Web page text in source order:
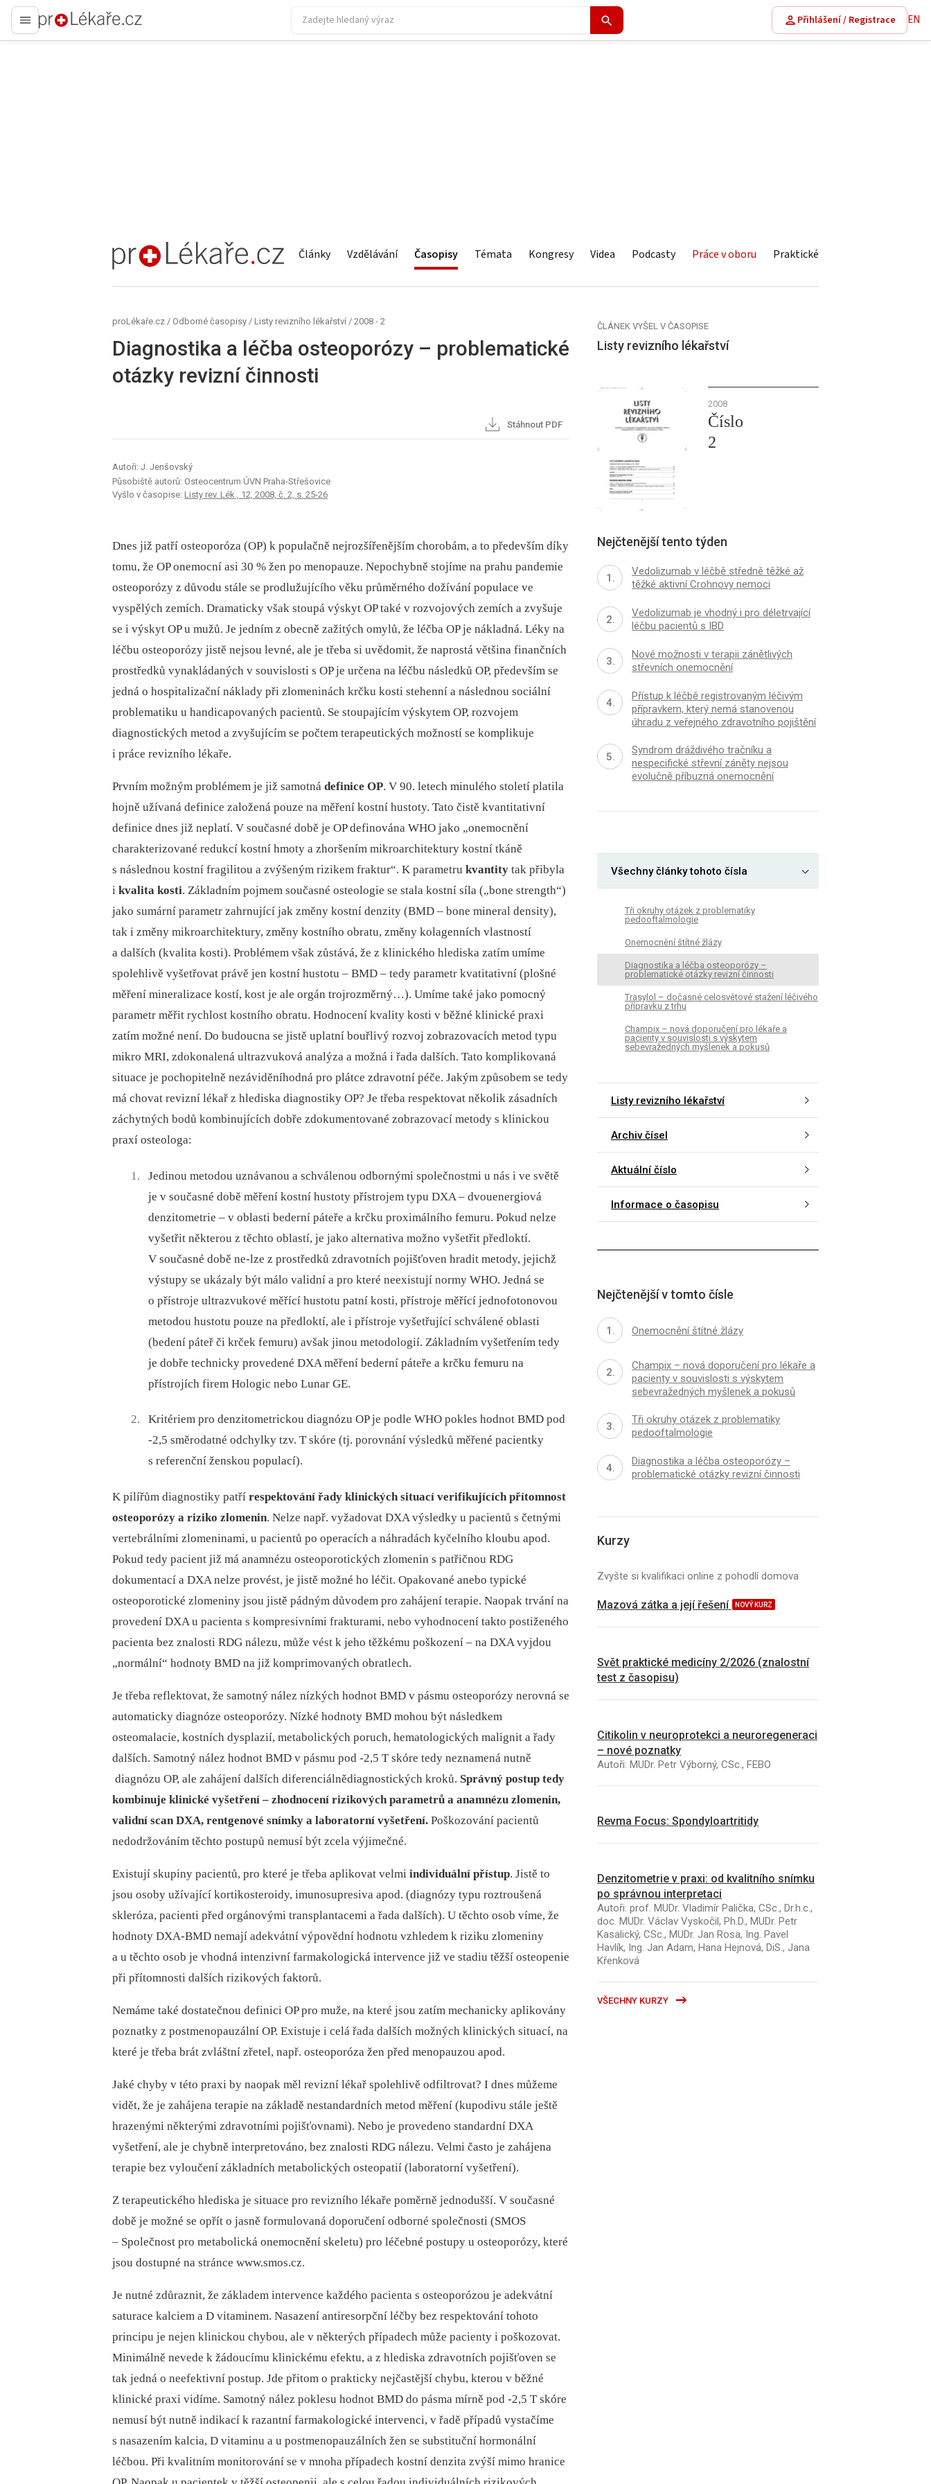
proLékaře.cz
Přihlášení / Registrace EN
proLékaře.cz Články Vzdělávání Časopisy Témata Kongresy Videa Podcasty Práce v oboru Praktické
proLékaře.cz / Odborné časopisy / Listy revizního lékařství / 2008 - 2
Diagnostika a léčba osteoporózy – problematické
otázky revizní činnosti
Stáhnout PDF
Autoři: J. Jenšovský
Působiště autorů: Osteocentrum ÚVN Praha-Střešovice
Vyšlo v časopise: Listy rev. Lék., 12, 2008, č. 2, s. 25-26
Dnes již patří osteoporóza (OP) k populačně nejrozšířenějším chorobám, a to především díky
tomu, že OP onemocní asi 30 % žen po menopauze. Nepochybně stojíme na prahu pandemie
osteoporózy z důvodu stále se prodlužujícího věku průměrného dožívání populace ve
vyspělých zemích. Dramaticky však stoupá výskyt OP také v rozvojových zemích a zvyšuje
se i výskyt OP u mužů. Je jedním z obecně zažitých omylů, že léčba OP je nákladná. Léky na
léčbu osteoporózy jistě nejsou levné, ale je třeba si uvědomit, že naprostá většina finančních
prostředků vynakládaných v souvislosti s OP je určena na léčbu následků OP, především se
jedná o hospitalizační náklady při zlomeninách krčku kosti stehenní a následnou sociální
problematiku u handicapovaných pacientů. Se stoupajícím výskytem OP, rozvojem
diagnostických metod a zvyšujícím se počtem terapeutických možností se komplikuje
i práce revizního lékaře.
Prvním možným problémem je již samotná definice OP. V 90. letech minulého století platila
hojně užívaná definice založená pouze na měření kostní hustoty. Tato čistě kvantitativní
definice dnes již neplatí. V současné době je OP definována WHO jako „onemocnění
charakterizované redukcí kostní hmoty a zhoršením mikroarchitektury kostní tkáně
s následnou kostní fragilitou a zvýšeným rizikem fraktur“. K parametru kvantity tak přibyla
i kvalita kosti. Základním pojmem současné osteologie se stala kostní síla („bone strength“)
jako sumární parametr zahrnující jak změny kostní denzity (BMD –⁠ bone mineral density),
tak i změny mikroarchitektury, změny kostního obratu, změny kolagenních vlastností
a dalších (kvalita kosti). Problémem však zůstává, že z klinického hlediska zatím umíme
spolehlivě vyšetřovat právě jen kostní hustotu –⁠ BMD –⁠ tedy parametr kvatitativní (plošné
měření mineralizace kostí, kost je ale orgán trojrozměrný…). Umíme také jako pomocný
parametr měřit rychlost kostního obratu. Hodnocení kvality kosti v běžné klinické praxi
zatím možné není. Do budoucna se jistě uplatní bouřlivý rozvoj zobrazovacích metod typu
mikro MRI, zdokonalená ultrazvuková analýza a možná i řada dalších. Tato komplikovaná
situace je pochopitelně nezáviděníhodná pro plátce zdravotní péče. Jakým způsobem se tedy
má chovat revizní lékař z hlediska diagnostiky OP? Je třeba respektovat několik zásadních
záchytných bodů kombinujících dobře zdokumentované zobrazovací metody s klinickou
praxí osteologa:
Jedinou metodou uznávanou a schválenou odbornými společnostmi u nás i ve světě
je v současné době měření kostní hustoty přístrojem typu DXA –⁠ dvouenergiová
denzitometrie –⁠ v oblasti bederní páteře a krčku proximálního femuru. Pokud nelze
vyšetřit některou z těchto oblastí, je jako alternativa možno vyšetřit předloktí.
V současné době ne-lze z prostředků zdravotních pojišťoven hradit metody, jejichž
výstupy se ukázaly být málo validní a pro které neexistují normy WHO. Jedná se
o přístroje ultrazvukové měřící hustotu patní kosti, přístroje měřící jednofotonovou
metodou hustotu pouze na předloktí, ale i přístroje vyšetřující schválené oblasti
(bedení páteř či krček femuru) avšak jinou metodologií. Základním vyšetřením tedy
je dobře technicky provedené DXA měření bederní páteře a krčku femuru na
přístrojích firem Hologic nebo Lunar GE.
Kritériem pro denzitometrickou diagnózu OP je podle WHO pokles hodnot BMD pod
-2,5 směrodatné odchylky tzv. T skóre (tj. porovnání výsledků měřené pacientky
s referenční ženskou populací).
K pilířům diagnostiky patří respektování řady klinických situací verifikujících přítomnost
osteoporózy a riziko zlomenin. Nelze např. vyžadovat DXA výsledky u pacientů s četnými
vertebrálními zlomeninami, u pacientů po operacích a náhradách kyčelního kloubu apod.
Pokud tedy pacient již má anamnézu osteoporotických zlomenin s patřičnou RDG
dokumentací a DXA nelze provést, je jistě možné ho léčit. Opakované anebo typické
osteoporotické zlomeniny jsou jistě pádným důvodem pro zahájení terapie. Naopak trvání na
provedení DXA u pacienta s kompresivními frakturami, nebo vyhodnocení takto postiženého
pacienta bez znalosti RDG nálezu, může vést k jeho těžkému poškození –⁠ na DXA vyjdou
„normální“ hodnoty BMD na již komprimovaných obratlech.
Je třeba reflektovat, že samotný nález nízkých hodnot BMD v pásmu osteoporózy nerovná se
automaticky diagnóze osteoporózy. Nízké hodnoty BMD mohou být následkem
osteomalacie, kostních dysplazií, metabolických poruch, hematologických malignit a řady
dalších. Samotný nález hodnot BMD v pásmu pod -2,5 T skóre tedy neznamená nutně
diagnózu OP, ale zahájení dalších diferenciálnědiagnostických kroků. Správný postup tedy
kombinuje klinické vyšetření –⁠ zhodnocení rizikových parametrů a anamnézu zlomenin,
validní scan DXA, rentgenové snímky a laboratorní vyšetření. Poškozování pacientů
nedodržováním těchto postupů nemusí být zcela výjimečné.
Existují skupiny pacientů, pro které je třeba aplikovat velmi individuální přístup. Jistě to
jsou osoby užívající kortikosteroidy, imunosupresiva apod. (diagnózy typu roztroušená
skleróza, pacienti před orgánovými transplantacemi a řada dalších). U těchto osob víme, že
hodnoty DXA-BMD nemají adekvátní výpovědní hodnotu vzhledem k riziku zlomeniny
a u těchto osob je vhodná intenzivní farmakologická intervence již ve stadiu těžší osteopenie
při přítomnosti dalších rizikových faktorů.
Nemáme také dostatečnou definici OP pro muže, na které jsou zatím mechanicky aplikovány
poznatky z postmenopauzální OP. Existuje i celá řada dalších možných klinických situací, na
které je třeba brát zvláštní zřetel, např. osteoporóza žen před menopauzou apod.
Jaké chyby v této praxi by naopak měl revizní lékař spolehlivě odfiltrovat? I dnes můžeme
vidět, že je zahájena terapie na základě nestandardních metod měření (kupodivu stále ještě
hrazenými některými zdravotními pojišťovnami). Nebo je provedeno standardní DXA
vyšetření, ale je chybně interpretováno, bez znalosti RDG nálezu. Velmi často je zahájena
terapie bez vyloučení základních metabolických osteopatií (laboratorní vyšetření).
Z terapeutického hlediska je situace pro revizního lékaře poměrně jednodušší. V současné
době je možné se opřít o jasně formulovaná doporučení odborné společnosti (SMOS
–⁠ Společnost pro metabolická onemocnění skeletu) pro léčebné postupy u osteoporózy, které
jsou dostupné na stránce www.smos.cz.
Je nutné zdůraznit, že základem intervence každého pacienta s osteoporózou je adekvátní
saturace kalciem a D vitaminem. Nasazení antiresorpční léčby bez respektování tohoto
principu je nejen klinickou chybou, ale v některých případech může pacienty i poškozovat.
Minimálně nevede k žádoucímu klinickému efektu, a z hlediska zdravotních pojišťoven se
tak jedná o neefektivní postup. Jde přitom o prakticky nejčastější chybu, kterou v běžné
klinické praxi vidíme. Samotný nález poklesu hodnot BMD do pásma mírně pod -2,5 T skóre
nemusí být nutně indikací k razantní farmakologické intervenci, v řadě případů vystačíme
s nasazením kalcia, D vitaminu a u postmenopauzálních žen se substituční hormonální
léčbou. Při kvalitním monitorování se v mnoha případech kostní denzita zvýší mimo hranice
ČLÁNEK VYŠEL V ČASOPISE
Listy revizního lékařství
2008
Číslo
2
Nejčtenější tento týden
Vedolizumab v léčbě středně těžké až
těžké aktivní Crohnovy nemoci
Vedolizumab je vhodný i pro déletrvající
léčbu pacientů s IBD
Nové možnosti v terapii zánětlivých
střevních onemocnění
Přístup k léčbě registrovaným léčivým
přípravkem, který nemá stanovenou
úhradu z veřejného zdravotního pojištění
Syndrom dráždivého tračníku a
nespecifické střevní záněty nejsou
evolučně příbuzná onemocnění
Všechny články tohoto čísla
Tři okruhy otázek z problematiky
pedooftalmologie
Onemocnění štítné žlázy
Diagnostika a léčba osteoporózy –
problematické otázky revizní činnosti
Trasylol – dočasné celosvětové stažení léčivého
přípravku z trhu
Champix – nová doporučení pro lékaře a
pacienty v souvislosti s výskytem
sebevražedných myšlenek a pokusů
Listy revizního lékařství
Archiv čísel
Aktuální číslo
Informace o časopisu
Nejčtenější v tomto čísle
Onemocnění štítné žlázy
Champix – nová doporučení pro lékaře a
pacienty v souvislosti s výskytem
sebevražedných myšlenek a pokusů
Tři okruhy otázek z problematiky
pedooftalmologie
Diagnostika a léčba osteoporózy –
problematické otázky revizní činnosti
Kurzy
Zvyšte si kvalifikaci online z pohodlí domova
Mazová zátka a její řešení NOVÝ KURZ
Svět praktické medicíny 2/2026 (znalostní
test z časopisu)
Citikolin v neuroprotekci a neuroregeneraci
– nové poznatky
Autoři: MUDr. Petr Výborný, CSc., FEBO
Revma Focus: Spondyloartritidy
Denzitometrie v praxi: od kvalitního snímku
po správnou interpretaci
Autoři: prof. MUDr. Vladimír Palička, CSc., Dr.h.c.,
doc. MUDr. Václav Vyskočil, Ph.D., MUDr. Petr
Kasalický, CSc., MUDr. Jan Rosa, Ing. Pavel
Havlík, Ing. Jan Adam, Hana Hejnová, DiS., Jana
Křenková
VŠECHNY KURZY